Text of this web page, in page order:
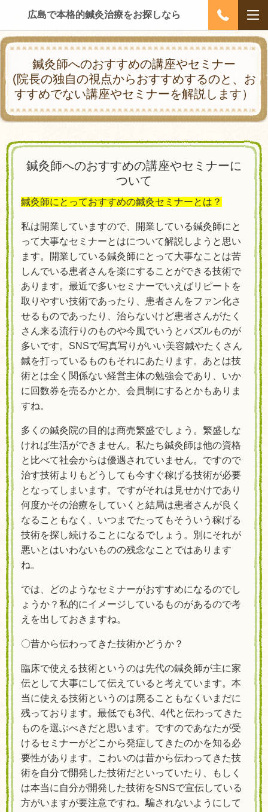
広島で本格的鍼灸治療をお探しなら
鍼灸師へのおすすめの講座やセミナー
(院長の独自の視点からおすすめするのと、お
すすめでない講座やセミナーを解説します）
鍼灸師へのおすすめの講座やセミナーに
ついて
鍼灸師にとっておすすめの鍼灸セミナーとは？
私は開業していますので、開業している鍼灸師にと
って大事なセミナーとはについて解説しようと思い
ます。開業している鍼灸師にとって大事なことは苦
しんでいる患者さんを楽にすることができる技術で
あります。最近で多いセミナーでいえばリピートを
取りやすい技術であったり、患者さんをファン化さ
せるものであったり、治らないけど患者さんがたく
さん来る流行りのものや今風でいうとバズルものが
多いです。SNSで写真写りがいい美容鍼やたくさん
鍼を打っているものもそれにあたります。あとは技
術とは全く関係ない経営主体の勉強会であり、いか
に回数券を売るかとか、会員制にするとかもありま
すね。
多くの鍼灸院の目的は商売繁盛でしょう。繁盛しな
ければ生活ができません。私たち鍼灸師は他の資格
と比べて社会からは優遇されていません。ですので
治す技術よりもどうしても今すぐ稼げる技術が必要
となってしまいます。ですがそれは見せかけであり
何度かその治療をしていくと結局は患者さんが良く
なることもなく、いつまでたってもそういう稼げる
技術を探し続けることになるでしょう。別にそれが
悪いとはいわないものの残念なことではあります
ね。
では、どのようなセミナーがおすすめになるのでし
ょうか？私的にイメージしているものがあるので考
えを出しておきますね。
〇昔から伝わってきた技術かどうか？
臨床で使える技術というのは先代の鍼灸師が主に家
伝として大事にして伝えていると考えています。本
当に使える技術というのは廃ることもなくいまだに
残っております。最低でも3代、4代と伝わってきた
ものを選ぶべきだと思います。ですのであなたが受
けるセミナーがどこから発症してきたのかを知る必
要性があります。こわいのは昔から伝わってきた技
術を自分で開発した技術だといっていたり、もしく
は本当に自分が開発した技術をSNSで宣伝している
方がいますが要注意ですね。騙されないようにして